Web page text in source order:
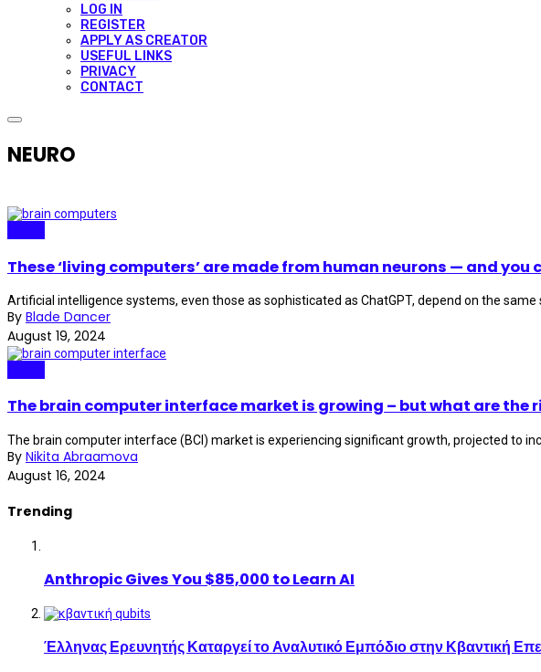
LOG IN
REGISTER
APPLY AS CREATOR
USEFUL LINKS
PRIVACY
CONTACT
NEURO
These ‘living computers’ are made from human neurons — and you
Artificial intelligence systems, even those as sophisticated as ChatGPT, depend on the same
By Blade Dancer
August 19, 2024
The brain computer interface market is growing – but what are the
The brain computer interface (BCI) market is experiencing significant growth, projected to
By Nikita Abraamova
August 16, 2024
Trending
Anthropic Gives You $85,000 to Learn AI
Έλληνας Ερευνητής Καταργεί το Αναλυτικό Εμπόδιο στην Κβαντική